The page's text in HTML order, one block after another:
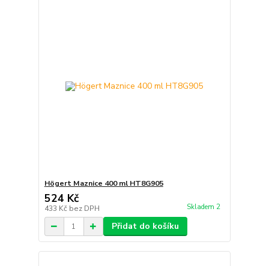
Högert Maznice 400 ml HT8G905
524 Kč
433 Kč bez DPH Skladem 2
Přidat do košíku